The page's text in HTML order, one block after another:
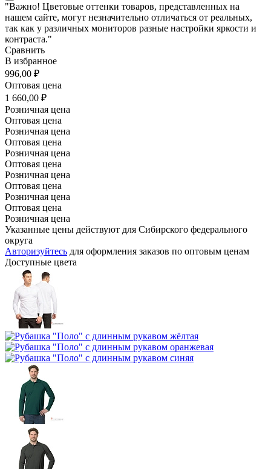
"Важно! Цветовые оттенки товаров, представленных на
нашем сайте, могут незначительно отличаться от реальных,
так как у различных мониторов разные настройки яркости и
контраста."
Сравнить
В избранное
996,00 ₽
Оптовая цена
1 660,00 ₽
Розничная цена
Оптовая цена
Розничная цена
Оптовая цена
Розничная цена
Оптовая цена
Розничная цена
Оптовая цена
Розничная цена
Оптовая цена
Розничная цена
Указанные цены действуют для Сибирского федерального
округа
Авторизуйтесь для оформления заказов по оптовым ценам
Доступные цвета